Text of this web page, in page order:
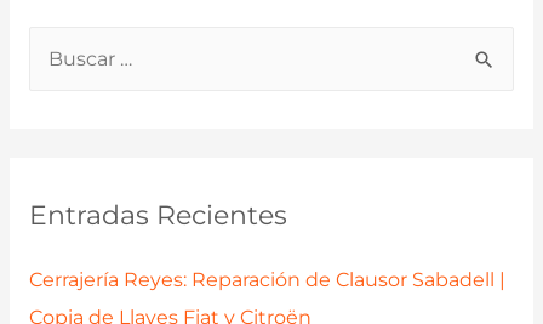
p
o
Entradas Recientes
Cerrajería Reyes: Reparación de Clausor Sabadell |
Copia de Llaves Fiat y Citroën